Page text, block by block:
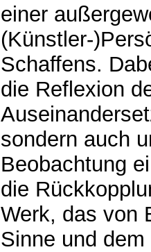
einer
(Künstler-
Schaffens.
die Reflexion
sondern auch
Beobachtung
die
Werk, das von
Sinne und